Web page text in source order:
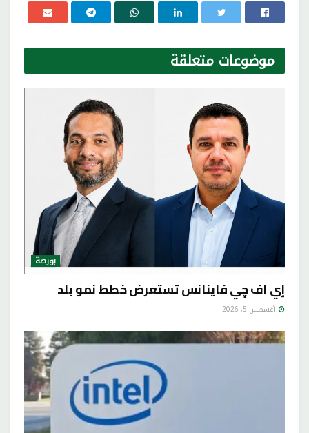
موضوعات متعلقة
بورصة
إي اف چي فاينانس تستعرض خطط نمو بلد
أغسطس 5, 2026